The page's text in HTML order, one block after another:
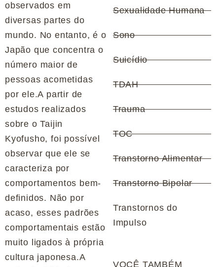
observados em
diversas partes do
mundo. No entanto, é o
Japão que concentra o
número maior de
pessoas acometidas
por ele.A partir de
estudos realizados
sobre o Taijin
Kyofusho, foi possível
observar que ele se
caracteriza por
comportamentos bem-
definidos. Não por
acaso, esses padrões
comportamentais estão
muito ligados à própria
cultura japonesa.A
Sexualidade Humana
Sono
Suicídio
TDAH
Trauma
TOC
Transtorno Alimentar
Transtorno Bipolar
Transtornos do
Impulso
VOCÊ TAMBÉM